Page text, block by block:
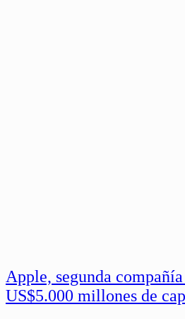
Apple, segunda
US$5.000 millones de